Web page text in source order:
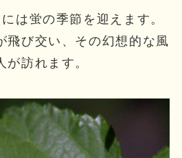
は蛍の季節を迎えます。
飛び交い、その幻想的な風
訪れます。